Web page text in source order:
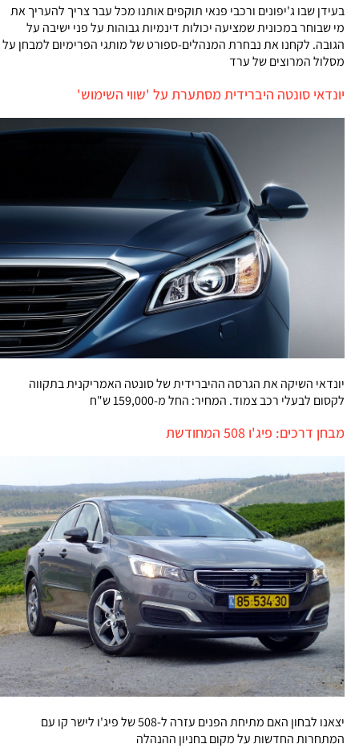
בעידן שבו ג'יפונים ורכבי פנאי תוקפים אותנו מכל עבר צריך להעריך את
מי שבוחר במכונית שמציעה יכולות דינמיות גבוהות על פני ישיבה על
הגובה. לקחנו את נבחרת המנהלים-ספורט של מותגי הפרימיום למבחן על
מסלול המרוצים של ערד
יונדאי סונטה היברידית מסתערת על 'שווי השימוש'
יונדאי השיקה את הגרסה ההיברידית של סונטה האמריקנית בתקווה
לקסום לבעלי רכב צמוד. המחיר: החל מ-159,000 ש"ח
מבחן דרכים: פיג'ו 508 המחודשת
יצאנו לבחון האם מתיחת הפנים עזרה ל-508 של פיג'ו לישר קו עם
המתחרות החדשות על מקום בחניון ההנהלה